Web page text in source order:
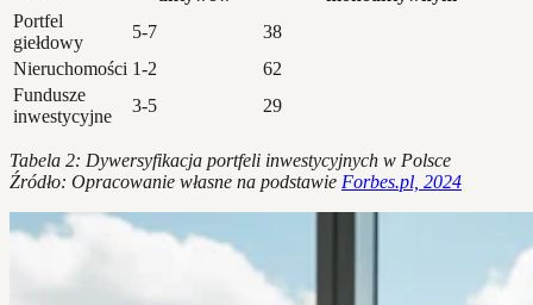
Portfel
giełdowy
5-7
38
Nieruchomości 1-2
62
Fundusze
inwestycyjne
3-5 29
Tabela 2: Dywersyfikacja portfeli inwestycyjnych w Polsce
Źródło: Opracowanie własne na podstawie Forbes.pl, 2024